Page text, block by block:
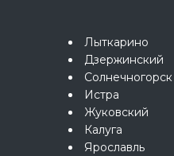
Лыткарино
Дзержинский
Солнечногорск
Истра
Жуковский
Калуга
Ярославль